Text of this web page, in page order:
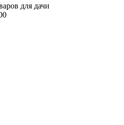
для дачи